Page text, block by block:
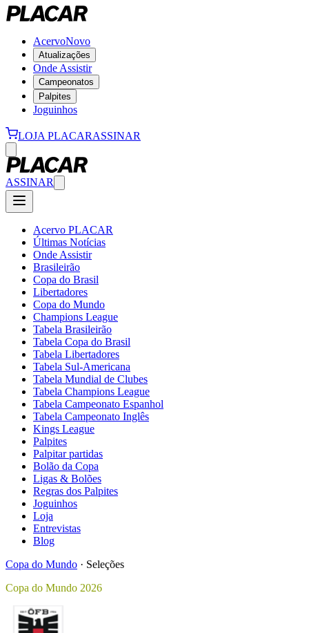
AcervoNovo
Atualizações
Onde Assistir
Campeonatos
Palpites
Joguinhos
LOJA PLACARASSINAR
ASSINAR
Acervo PLACAR
Últimas Notícias
Onde Assistir
Brasileirão
Copa do Brasil
Libertadores
Copa do Mundo
Champions League
Tabela Brasileirão
Tabela Copa do Brasil
Tabela Libertadores
Tabela Sul-Americana
Tabela Mundial de Clubes
Tabela Champions League
Tabela Campeonato Espanhol
Tabela Campeonato Inglês
Kings League
Palpites
Palpitar partidas
Bolão da Copa
Ligas & Bolões
Regras dos Palpites
Joguinhos
Loja
Entrevistas
Blog
Copa do Mundo · Seleções
Copa do Mundo 2026